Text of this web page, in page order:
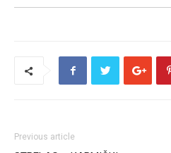
Previous article